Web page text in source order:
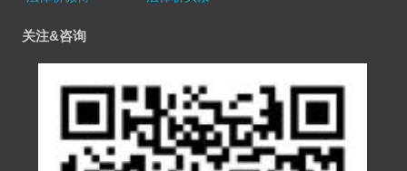
关注&咨询